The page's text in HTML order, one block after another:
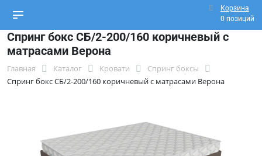
Корзина
0 позиций
Спринг бокс СБ/2-200/160 коричневый с
матрасами Верона
Главная Каталог Кровати
Спринг боксы
Спринг бокс СБ/2-200/160 коричневый с матрасами Верона